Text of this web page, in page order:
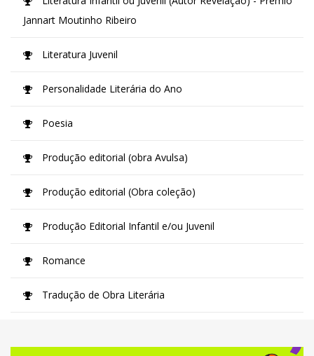
Jannart Moutinho Ribeiro
Literatura Juvenil
Personalidade Literária do Ano
Poesia
Produção editorial (obra Avulsa)
Produção editorial (Obra coleção)
Produção Editorial Infantil e/ou Juvenil
Romance
Tradução de Obra Literária